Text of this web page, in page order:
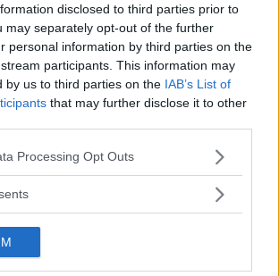
disclosed to third parties prior to
may separately opt-out of the further
personal information by third parties on the
participants. This information may
by us to third parties on the IAB’s List of
that may further disclose it to other
website/app uses one or more Google
visit or usage behaviour. You may click to
below specified purposes in below Google
Processing Opt Outs